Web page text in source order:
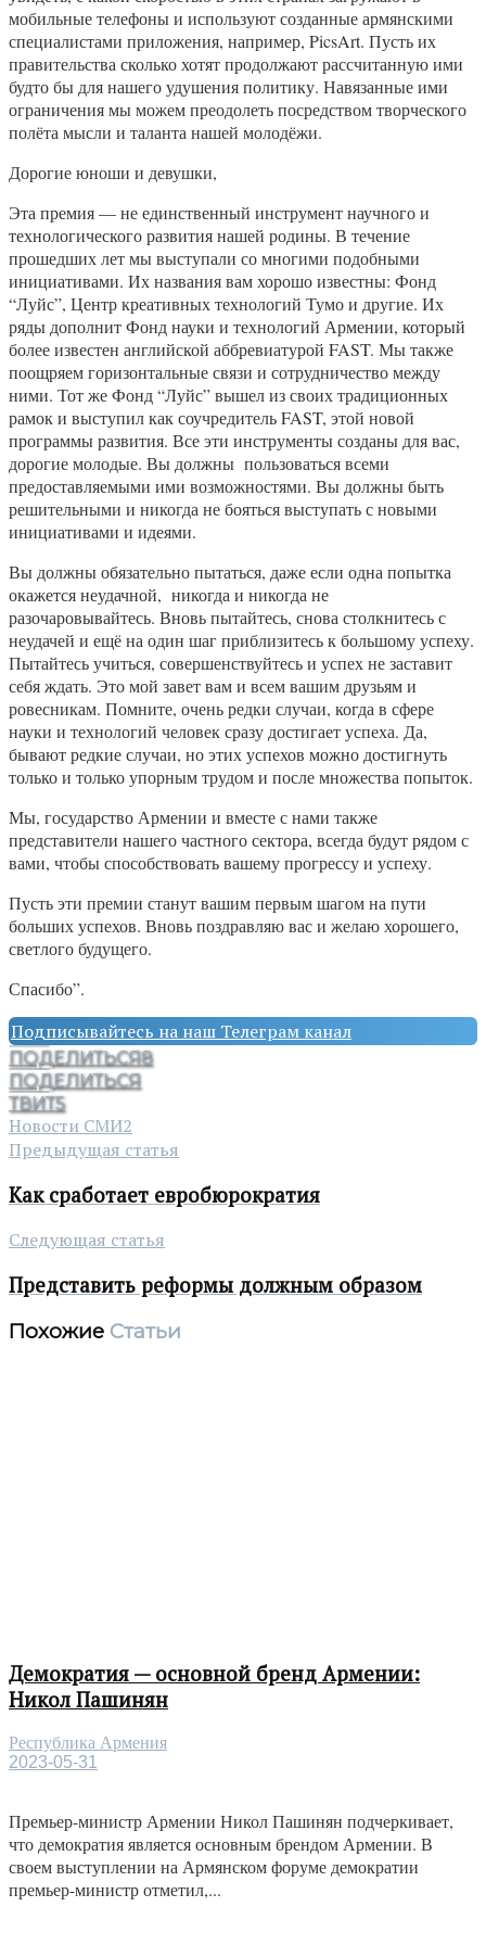
мобильные телефоны и используют созданные армянскими
специалистами приложения, например, PicsArt. Пусть их
правительства сколько хотят продолжают рассчитанную ими
будто бы для нашего удушения политику. Навязанные ими
ограничения мы можем преодолеть посредством творческого
полёта мысли и таланта нашей молодёжи.
Дорогие юноши и девушки,
Эта премия — не единственный инструмент научного и
технологического развития нашей родины. В течение
прошедших лет мы выступали со многими подобными
инициативами. Их названия вам хорошо известны: Фонд
“Луйс”, Центр креативных технологий Тумо и другие. Их
ряды дополнит Фонд науки и технологий Армении, который
более известен английской аббревиатурой FAST. Мы также
поощряем горизонтальные связи и сотрудничество между
ними. Тот же Фонд “Луйс” вышел из своих традиционных
рамок и выступил как соучредитель FAST, этой новой
программы развития. Все эти инструменты созданы для вас,
дорогие молодые. Вы должны пользоваться всеми
предоставляемыми ими возможностями. Вы должны быть
решительными и никогда не бояться выступать с новыми
инициативами и идеями.
Вы должны обязательно пытаться, даже если одна попытка
окажется неудачной, никогда и никогда не
разочаровывайтесь. Вновь пытайтесь, снова столкнитесь с
неудачей и ещё на один шаг приблизитесь к большому успеху.
Пытайтесь учиться, совершенствуйтесь и успех не заставит
себя ждать. Это мой завет вам и всем вашим друзьям и
ровесникам. Помните, очень редки случаи, когда в сфере
науки и технологий человек сразу достигает успеха. Да,
бывают редкие случаи, но этих успехов можно достигнуть
только и только упорным трудом и после множества попыток.
Мы, государство Армении и вместе с нами также
представители нашего частного сектора, всегда будут рядом с
вами, чтобы способствовать вашему прогрессу и успеху.
Пусть эти премии станут вашим первым шагом на пути
больших успехов. Вновь поздравляю вас и желаю хорошего,
светлого будущего.
Спасибо”.
Подписывайтесь на наш Телеграм канал
ПОДЕЛИТЬСЯ8
ПОДЕЛИТЬСЯ
ТВИТ5
Новости СМИ2
Предыдущая статья
Как сработает евробюрократия
Следующая статья
Представить реформы должным образом
Похожие Статьи
Демократия — основной бренд Армении:
Никол Пашинян
Республика Армения
2023-05-31
Премьер-министр Армении Никол Пашинян подчеркивает,
что демократия является основным брендом Армении. В
своем выступлении на Армянском форуме демократии
премьер-министр отметил,...